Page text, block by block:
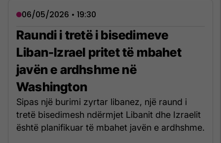
06/05/2026 • 19:30
Raundi i tretë i bisedimeve
Liban-Izrael pritet të mbahet
javën e ardhshme në
Washington
Sipas një burimi zyrtar libanez, një raund i
tretë bisedimesh ndërmjet Libanit dhe Izraelit
është planifikuar të mbahet javën e ardhshme.